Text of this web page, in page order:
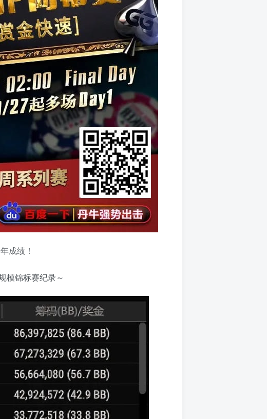
成绩！
模锦标赛纪录～